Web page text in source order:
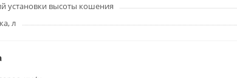
установки высоты кошения
л